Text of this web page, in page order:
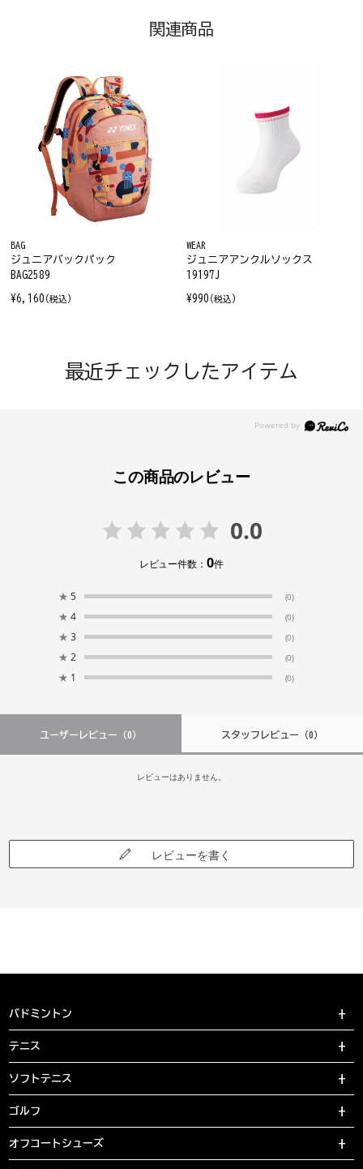
関連商品
BAG
ジュニアバックパック
BAG2589
¥6,160 (税込)
WEAR
ジュニアアンクルソックス
19197J
¥990 (税込)
最近チェックしたアイテム
この商品のレビュー
0.0
レビュー件数：0件
★ 5 (0)
★ 4 (0)
★ 3 (0)
★ 2 (0)
★ 1 (0)
ユーザーレビュー （0） スタッフレビュー（0）
レビューはありません。
レビューを書く
バドミントン
テニス
ソフトテニス
ゴルフ
オフコートシューズ